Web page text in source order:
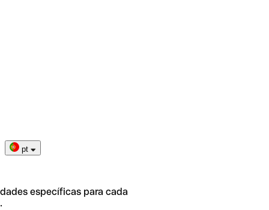
pt
específicas para cada